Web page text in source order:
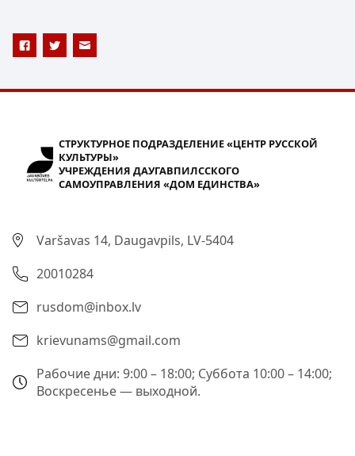
СТРУКТУРНОЕ ПОДРАЗДЕЛЕНИЕ «ЦЕНТР РУССКОЙ
КУЛЬТУРЫ»
УЧРЕЖДЕНИЯ ДАУГАВПИЛССКОГО
САМОУПРАВЛЕНИЯ «ДОМ ЕДИНСТВА»
Varšavas 14, Daugavpils, LV-5404
20010284
rusdom@inbox.lv
krievunams@gmail.com
Рабочие дни: 9:00 – 18:00; Суббота 10:00 – 14:00;
Воскресенье — выходной.